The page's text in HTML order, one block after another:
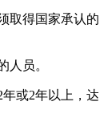
得国家承认的
员。
或2年以上，达